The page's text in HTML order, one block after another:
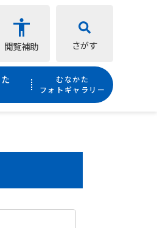
閲覧補助 さがす
むなかた
フォトギャラリー